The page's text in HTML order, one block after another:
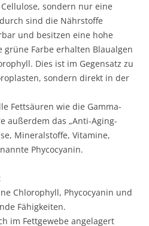
sondern nur eine
sind die Nährstoffe
und besitzen eine hohe
grüne Farbe erhalten Blaualgen
Dies ist im Gegensatz zu
sondern direkt in der
Fettsäuren wie die Gamma-
außerdem das „Anti-Aging-
Mineralstoffe, Vitamine,
Phycocyanin.
Chlorophyll, Phycocyanin und
Fähigkeiten.
im Fettgewebe angelagert